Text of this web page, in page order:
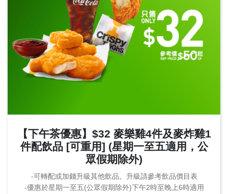
【下午茶優惠】$32 麥樂雞4件及麥炸雞1
件配飲品 [可重用] (星期一至五適用，公
眾假期除外)
-可轉配或加錢升級其他飲品。升級請參考飲品價目表
-優惠於星期一至五(公眾假期除外)下午2時至晚上6時適用